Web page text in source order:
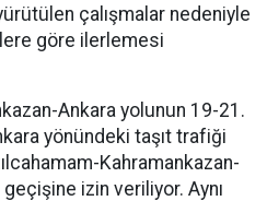
çalışmalar nedeniyle
göre ilerlemesi
Ankara yolunun 19-21.
yönündeki taşıt trafiği
Kahramankazan-
izin veriliyor. Aynı